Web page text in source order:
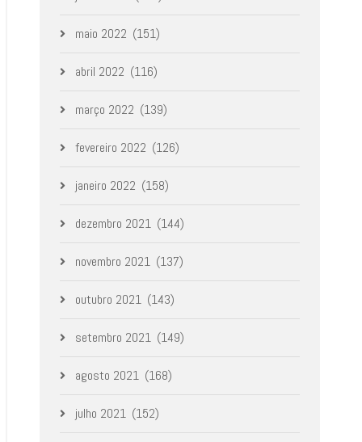
maio 2022 (151)
abril 2022 (116)
março 2022 (139)
fevereiro 2022 (126)
janeiro 2022 (158)
dezembro 2021 (144)
novembro 2021 (137)
outubro 2021 (143)
setembro 2021 (149)
agosto 2021 (168)
julho 2021 (152)